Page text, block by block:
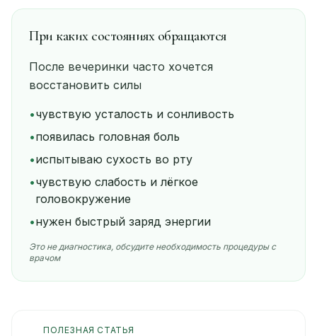
При каких состояниях обращаются
После вечеринки часто хочется
восстановить силы
•чувствую усталость и сонливость
•появилась головная боль
•испытываю сухость во рту
•чувствую слабость и лёгкое
головокружение
•нужен быстрый заряд энергии
Это не диагностика, обсудите необходимость процедуры с
врачом
ПОЛЕЗНАЯ СТАТЬЯ